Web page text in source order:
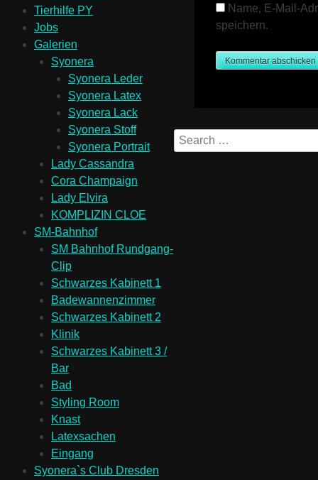
Tierhilfe PY
Jobs
Galerien
Syonera
Syonera Leder
Syonera Latex
Syonera Lack
Syonera Stoff
Syonera Portrait
Lady Cassandra
Cora Champaign
Lady Elvira
KOMPLIZIN CLOE
SM-Bahnhof
SM Bahnhof Rundgang-
Clip
Schwarzes Kabinett 1
Badewannenzimmer
Schwarzes Kabinett 2
Klinik
Schwarzes Kabinett 3 /
Bar
Bad
Styling Room
Knast
Latexsachen
Eingang
Syonera`s Club Dresden
Name, E-Mail-
speichern.